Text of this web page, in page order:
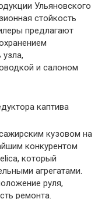
Ульяновского
стойкость
предлагают
и салоном
каптива
кузовом на
конкурентом
который
агрегатами.
руля,
ремонта.